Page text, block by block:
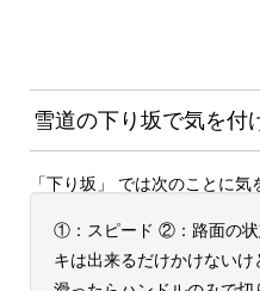
雪道の下り坂で気を付
「下り坂」 では次のことに気
①：スピード ②：路面の
キは出来るだけかけない